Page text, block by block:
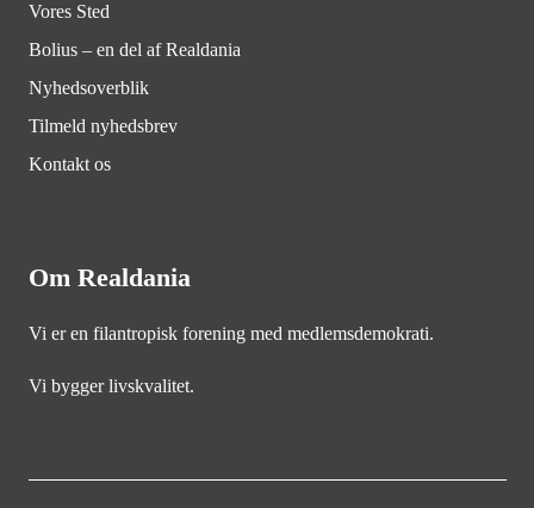
Vores Sted
Bolius – en del af Realdania
Nyhedsoverblik
Tilmeld nyhedsbrev
Kontakt os
Om Realdania
Vi er en filantropisk forening med medlemsdemokrati.
Vi bygger livskvalitet.